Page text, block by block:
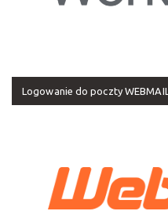
Logowanie do poczty WEBMAIL